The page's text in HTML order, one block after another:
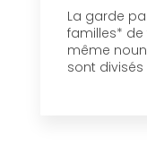
La garde
familles* de
même
sont divisés